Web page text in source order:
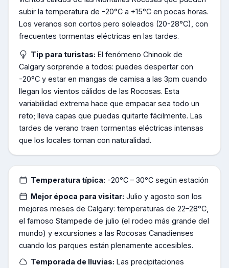
subir la temperatura de -20°C a +15°C en pocas horas.
Los veranos son cortos pero soleados (20-28°C), con
frecuentes tormentas eléctricas en las tardes.
Tip para turistas: El fenómeno Chinook de
Calgary sorprende a todos: puedes despertar con
-20°C y estar en mangas de camisa a las 3pm cuando
llegan los vientos cálidos de las Rocosas. Esta
variabilidad extrema hace que empacar sea todo un
reto; lleva capas que puedas quitarte fácilmente. Las
tardes de verano traen tormentas eléctricas intensas
que los locales toman con naturalidad.
Temperatura típica: -20°C – 30°C según estación
Mejor época para visitar: Julio y agosto son los
mejores meses de Calgary: temperaturas de 22–28°C,
el famoso Stampede de julio (el rodeo más grande del
mundo) y excursiones a las Rocosas Canadienses
cuando los parques están plenamente accesibles.
Temporada de lluvias: Las precipitaciones